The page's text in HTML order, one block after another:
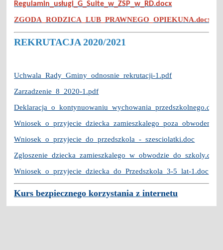
Regulamin_usługi_G_Suite_w_ZSP_w_RD.docx
ZGODA_RODZICA_LUB_PRAWNEGO_OPIEKUNA.docx
REKRUTACJA 2020/2021
Uchwala_Rady_Gminy_odnosnie_rekrutacji-1.pdf
Zarzadzenie_8_2020-1.pdf
Deklaracja_o_kontynuowaniu_wychowania_przedszkolnego.doc
Wniosek_o_przyjecie_do_przedszkola_-_szesciolatki.doc
Zgloszenie_dziecka_zamieszkalego_w_obwodzie_do_szkoly.doc
Wniosek_o_przyjecie_dziecka_do_Przedszkola_3-5_lat-1.doc
Kurs bezpiecznego korzystania z internetu